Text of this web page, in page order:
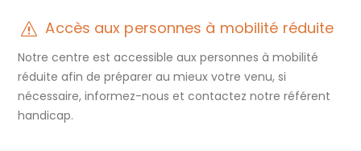
Accès aux personnes à mobilité réduite
Notre centre est accessible aux personnes à mobilité
réduite afin de préparer au mieux votre venu, si
nécessaire, informez-nous et contactez notre référent
handicap.